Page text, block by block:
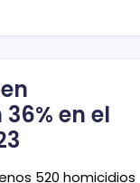
en el
520 homicidios